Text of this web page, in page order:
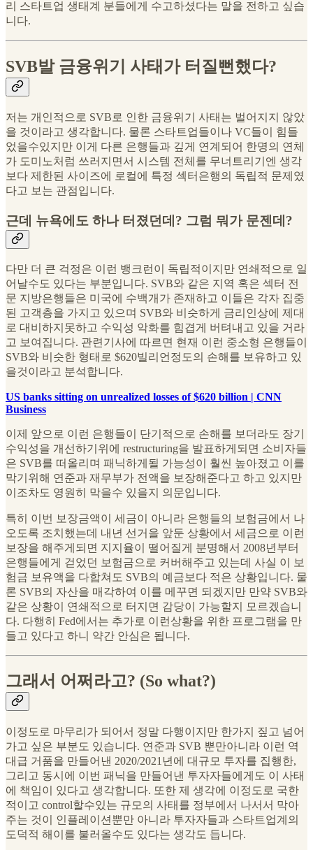
리 스타트업 생태계 분들에게 수고하셨다는 말을 전하고 싶습
니다.
SVB발 금융위기 사태가 터질뻔했다?
저는 개인적으로 SVB로 인한 금융위기 사태는 벌어지지 않았
을 것이라고 생각합니다. 물론 스타트업들이나 VC들이 힘들
었을수있지만 이게 다른 은행들과 깊게 연계되어 한명의 연체
가 도미노처럼 쓰러지면서 시스템 전체를 무너트리기엔 생각
보다 제한된 사이즈에 로컬에 특정 섹터은행의 독립적 문제였
다고 보는 관점입니다.
근데 뉴욕에도 하나 터졌던데? 그럼 뭐가 문젠데?
다만 더 큰 걱정은 이런 뱅크런이 독립적이지만 연쇄적으로 일
어날수도 있다는 부분입니다. SVB와 같은 지역 혹은 섹터 전
문 지방은행들은 미국에 수백개가 존재하고 이들은 각자 집중
된 고객층을 가지고 있으며 SVB와 비슷하게 금리인상에 제대
로 대비하지못하고 수익성 악화를 힘겹게 버텨내고 있을 거라
고 보여집니다. 관련기사에 따르면 현재 이런 중소형 은행들이
SVB와 비슷한 형태로 $620빌리언정도의 손해를 보유하고 있
을것이라고 분석합니다.
US banks sitting on unrealized losses of $620 billion | CNN
Business
이제 앞으로 이런 은행들이 단기적으로 손해를 보더라도 장기
수익성을 개선하기위에 restructuring을 발표하게되면 소비자들
은 SVB를 떠올리며 패닉하게될 가능성이 훨씬 높아졌고 이를
막기위해 연준과 재무부가 전액을 보장해준다고 하고 있지만
이조차도 영원히 막을수 있을지 의문입니다.
특히 이번 보장금액이 세금이 아니라 은행들의 보험금에서 나
오도록 조치했는데 내년 선거을 앞둔 상황에서 세금으로 이런
보장을 해주게되면 지지율이 떨어질게 분명해서 2008년부터
은행들에게 걷었던 보험금으로 커버해주고 있는데 사실 이 보
험금 보유액을 다합쳐도 SVB의 예금보다 적은 상황입니다. 물
론 SVB의 자산을 매각하여 이를 메꾸면 되겠지만 만약 SVB와
같은 상황이 연쇄적으로 터지면 감당이 가능할지 모르겠습니
다. 다행히 Fed에서는 추가로 이런상황을 위한 프로그램을 만
들고 있다고 하니 약간 안심은 됩니다.
그래서 어쩌라고? (So what?)
이정도로 마무리가 되어서 정말 다행이지만 한가지 짚고 넘어
가고 싶은 부분도 있습니다. 연준과 SVB 뿐만아니라 이런 역
대급 거품을 만들어낸 2020/2021년에 대규모 투자를 집행한,
그리고 동시에 이번 패닉을 만들어낸 투자자들에게도 이 사태
에 책임이 있다고 생각합니다. 또한 제 생각에 이정도로 국한
적이고 control할수있는 규모의 사태를 정부에서 나서서 막아
주는 것이 인플레이션뿐만 아니라 투자자들과 스타트업계의
도덕적 해이를 불러올수도 있다는 생각도 듭니다.